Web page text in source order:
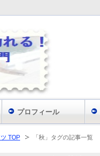
TOP 「秋」タグの記事一覧
プロフィール